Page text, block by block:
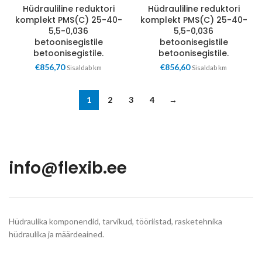
Hüdrauliline reduktori
komplekt PMS(C) 25-40-
5,5-0,036
betoonisegistile
betoonisegistile.
€856,70 Sisaldab km
Hüdrauliline reduktori
komplekt PMS(C) 25-40-
5,5-0,036
betoonisegistile
betoonisegistile.
€856,60 Sisaldab km
1 2 3 4 →
info@flexib.ee
Hüdraulika komponendid, tarvikud, tööriistad, rasketehnika
hüdraulika ja määrdeained.